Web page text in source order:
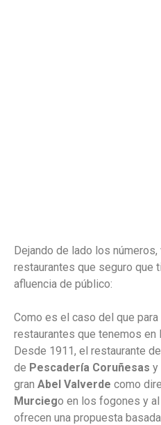
Dejando de lado los
restaurantes que seguro que
afluencia de público:
Como es el caso del que
restaurantes que tenemos en
Desde 1911, el restaurante de
de Pescadería Coruñesas y
gran Abel Valverde como
Murciego en los fogones y
ofrecen una propuesta